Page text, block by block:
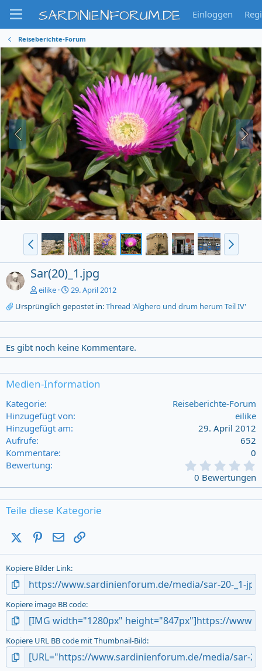
SARDINIENFORUM.DE Einloggen
Reiseberichte-Forum
Sar(20)_1.jpg
eilike
29. April 2012
Ursprünglich gepostet in:Thread 'Alghero und drum herum Teil IV'
Es gibt noch keine Kommentare.
Medien-Information
Kategorie
Reiseberichte-Forum
Hinzugefügt von
eilike
Hinzugefügt am
29. April 2012
Aufrufe
652
Kommentare
0
Bewertung
0
0
0 Bewertungen
Teile diese Kategorie
X (Twitter)Pinterest
E-Mail
Kopiere Bilder Link
Kopiere image BB code
Kopiere URL BB code mit Thumbnail-Bild